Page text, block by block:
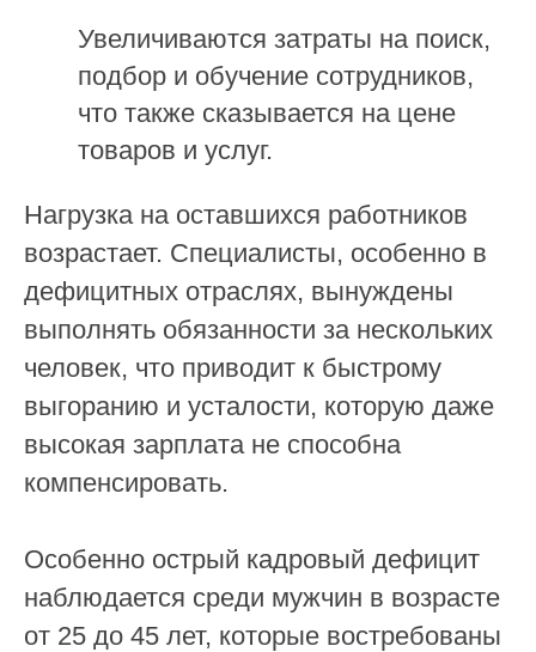
Увеличиваются затраты на поиск,
подбор и обучение сотрудников,
что также сказывается на цене
товаров и услуг.
Нагрузка на оставшихся работников
возрастает. Специалисты, особенно в
дефицитных отраслях, вынуждены
выполнять обязанности за нескольких
человек, что приводит к быстрому
выгоранию и усталости, которую даже
высокая зарплата не способна
компенсировать.
Особенно острый кадровый дефицит
наблюдается среди мужчин в возрасте
от 25 до 45 лет, которые востребованы